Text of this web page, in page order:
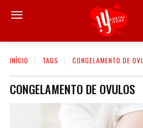
INÍCIO TAGS CONGELAMENTO DE
CONGELAMENTO DE OVULOS